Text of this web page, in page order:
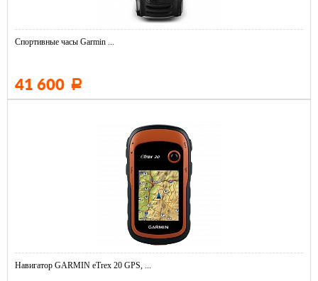
Спортивные часы Garmin ...
41 600 Р
Навигатор GARMIN eTrex 20 GPS, ...